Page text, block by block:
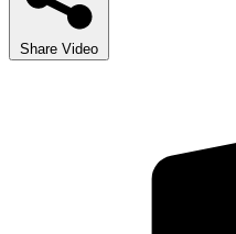
Share Video